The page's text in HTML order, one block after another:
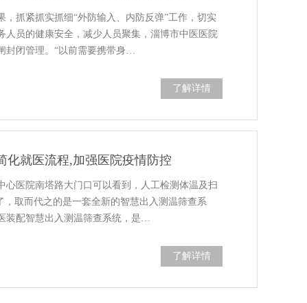
，抓紧抓实抓细“外防输入、内防反弹”工作，切实
人员的健康安全，减少人员聚集，淄博市中医医院
封闭管理。“以前需要携带身…
了解详情
化就医流程,加强医院疫情防控
心医院南塔路大门口可以看到，人工检测体温及扫
，取而代之的是一套全新的智慧出入测温筛查系
装配智慧出入测温筛查系统，是…
了解详情